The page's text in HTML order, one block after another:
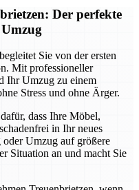
Der perfekte
Sie von der ersten
Mit professioneller
Ihr Umzug zu einem
Stress und ohne Ärger.
dass Ihre Möbel,
in Ihr neues
Umzug auf größere
Situation an und macht Sie